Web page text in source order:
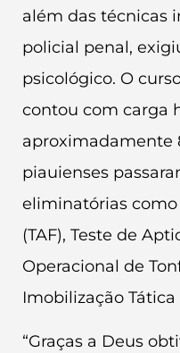
além das técnicas
policial penal,
psicológico. O
contou com carga
aproximadamente
piauienses
eliminatórias como
(TAF), Teste de
Operacional de
Imobilização Tática
“Graças a Deus